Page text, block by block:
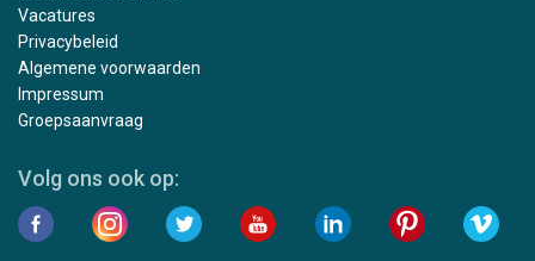
Vacatures
Privacybeleid
Algemene voorwaarden
Impressum
Groepsaanvraag
Volg ons ook op: